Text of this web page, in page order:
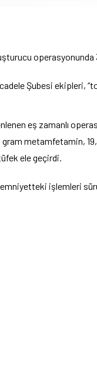
operasyonunda 3
Şubesi ekipleri,
eş zamanlı
metamfetamin,
ele geçirdi.
emniyetteki işlemleri